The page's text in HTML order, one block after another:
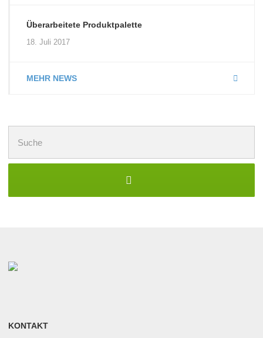
Überarbeitete Produktpalette
18. Juli 2017
MEHR NEWS
nach:
KONTAKT